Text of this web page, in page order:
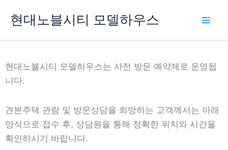
건
너
기
현대노블시티 모델하우스
현대노블시티 모델하우스는 사전 방문 예약제로 운영됩
니다.
견본주택 관람 및 방문상담을 희망하는 고객께서는 아래
양식으로 접수 후, 상담원을 통해 정확한 위치와 시간을
확인하시기 바랍니다.